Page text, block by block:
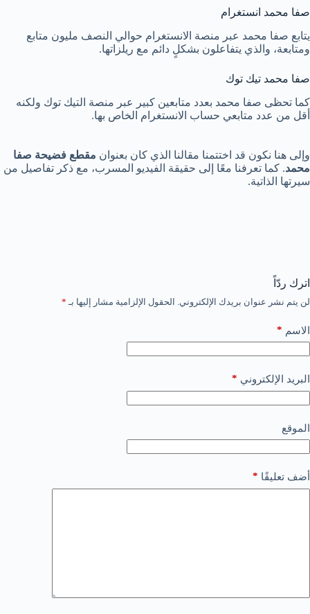
صفا محمد انستغرام
يتابع صفا محمد عبر منصة الانستغرام حوالي النصف مليون متابع
ومتابعة، والذي يتفاعلون بشكلٍ دائم مع ريلزاتها.
صفا محمد تيك توك
كما تحظى صفا محمد بعدد متابعين كبير عبر منصة التيك توك ولكنه
أقل من عدد متابعي حساب الانستغرام الخاص بها.
وإلى هنا نكون قد اختتمنا مقالنا الذي كان بعنوان مقطع فضيحة صفا
محمد. كما تعرفنا معًا إلى حقيقة الفيديو المسرب، مع ذكر تفاصيل من
سيرتها الذاتية.
اترك ردّاً
لن يتم نشر عنوان بريدك الإلكتروني. الحقول الإلزامية مشار إليها بـ *
الاسم *
البريد الإلكتروني *
الموقع
أضف تعليقًا *